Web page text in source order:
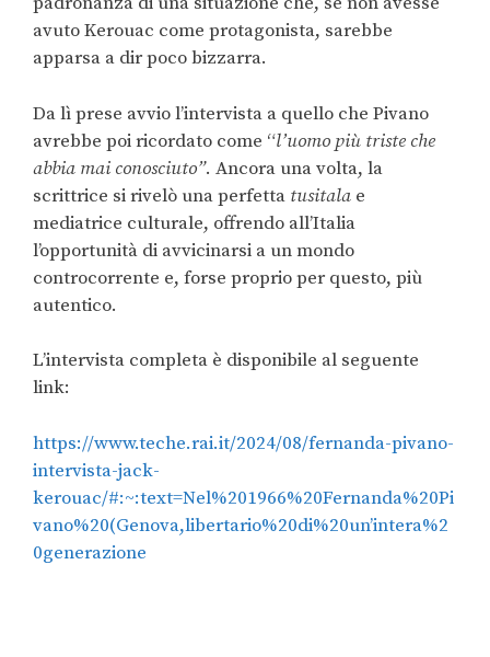
avuto Kerouac come protagonista, sarebbe
apparsa a dir poco bizzarra.
Da lì prese avvio l’intervista a quello che Pivano
avrebbe poi ricordato come “l’uomo più triste che
abbia mai conosciuto”. Ancora una volta, la
scrittrice si rivelò una perfetta tusitala e
mediatrice culturale, offrendo all’Italia
l’opportunità di avvicinarsi a un mondo
controcorrente e, forse proprio per questo, più
autentico.
L’intervista completa è disponibile al seguente
link:
https://www.teche.rai.it/2024/08/fernanda-pivano-
intervista-jack-
kerouac/#:~:text=Nel%201966%20Fernanda%20Pi
vano%20(Genova,libertario%20di%20un’intera%2
0generazione